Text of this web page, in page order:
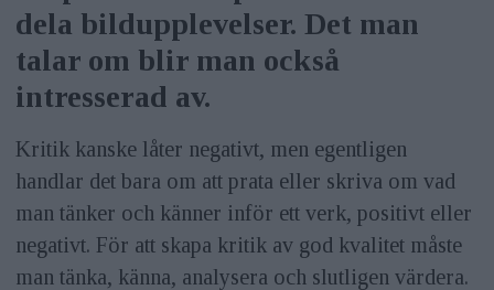
dela bildupplevelser. Det man
talar om blir man också
intresserad av.
Kritik kanske låter negativt, men egentligen
handlar det bara om att prata eller skriva om vad
man tänker och känner inför ett verk, positivt eller
negativt. För att skapa kritik av god kvalitet måste
man tänka, känna, analysera och slutligen värdera.